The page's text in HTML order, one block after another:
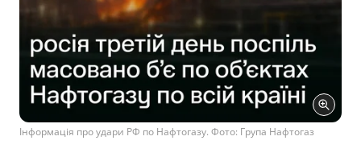
Інформація про удари РФ по Нафтогазу. Фото: Група Нафтогаз